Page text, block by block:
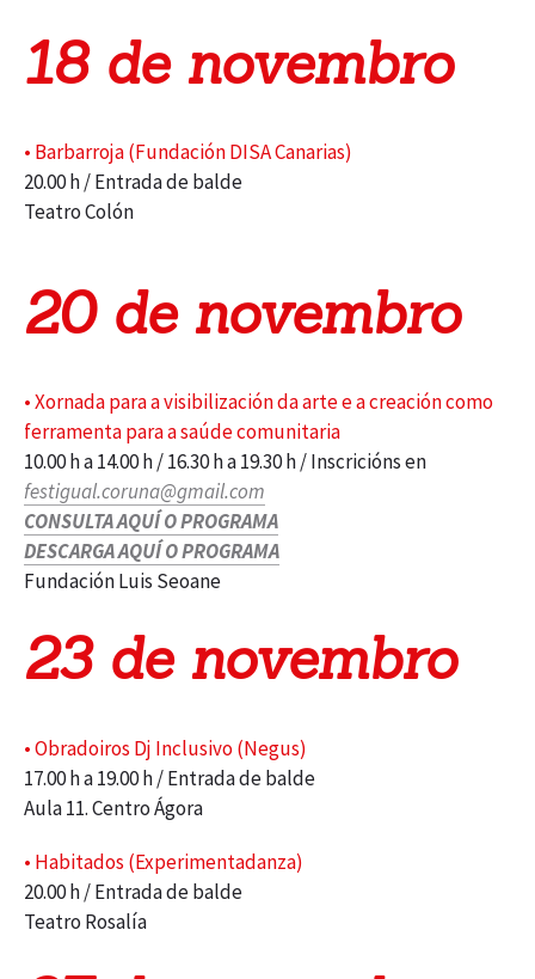
18 de novembro
• Barbarroja (Fundación DISA Canarias)
20.00 h / Entrada de balde
Teatro Colón
20 de novembro
• Xornada para a visibilización da arte e a creación como
ferramenta para a saúde comunitaria
10.00 h a 14.00 h / 16.30 h a 19.30 h / Inscricións en
festigual.coruna@gmail.com
CONSULTA AQUÍ O PROGRAMA
DESCARGA AQUÍ O PROGRAMA
Fundación Luis Seoane
23 de novembro
• Obradoiros Dj Inclusivo (Negus)
17.00 h a 19.00 h / Entrada de balde
Aula 11. Centro Ágora
• Habitados (Experimentadanza)
20.00 h / Entrada de balde
Teatro Rosalía